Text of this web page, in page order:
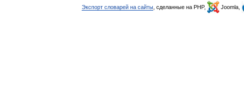
Экспорт словарей на сайты , сделанные на PHP, Joomla,